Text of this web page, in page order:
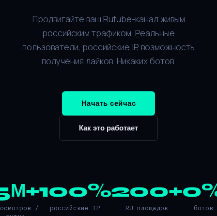
Продвигайте ваш Rutube-канал живым
российским трафиком. Реальные
пользователи, российские IP, возможность
получения лайков. Никаких ботов.
Начать сейчас
Как это работает
/
100%
российские IP
200+
RU-площадок ботов